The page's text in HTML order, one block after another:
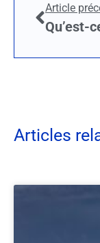
Article
Articles